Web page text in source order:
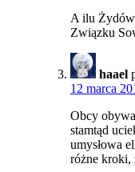
A ilu Żydów
Związku
haael
12 marca
Obcy
stamtąd
umysłowa
różne kroki,